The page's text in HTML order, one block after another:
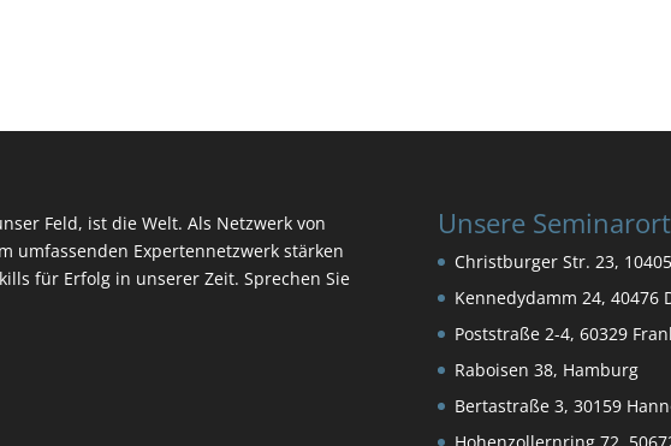
Feld, ist die Welt. Als Netzwerk von
umfassenden Expertennetzwerk stärken
für Erfolg in unserer Zeit. Sprechen Sie
Unsere
Christburger Str. 23,
Kennedydamm 24, 40476
Poststraße 2-4, 60329
Raboisen 38, Hamburg
Bertastraße 3, 30159
Hohenzollernring 72,